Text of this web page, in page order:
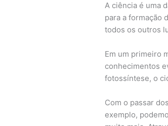
A ciência é uma
para a formação
todos os outros
Em um primeiro
conhecimentos
fotossíntese, o
Com o passar
exemplo,